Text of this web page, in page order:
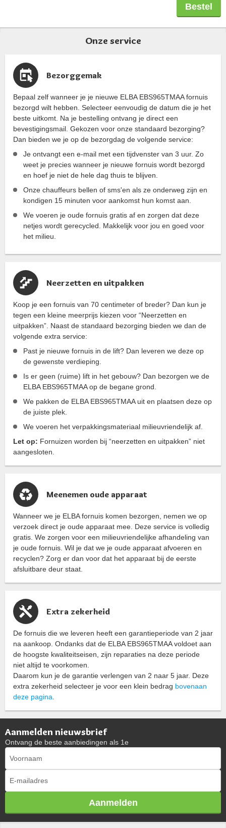
gebruikt om de schroefdraadverbinding
veilig af te sluiten. De gehele set is Gastec
gekeurd.
Bestel
Onze service
Bezorggemak
Bepaal zelf wanneer je je nieuwe ELBA EBS965TMAA fornuis
bezorgd wilt hebben. Selecteer eenvoudig de datum die je het
beste uitkomt. Na je bestelling ontvang je direct een
bevestigingsmail. Gekozen voor onze standaard bezorging?
Dan bieden we je op de bezorgdag de volgende service:
Je ontvangt een e-mail met een tijdvenster van 3 uur. Zo
weet je precies wanneer je nieuwe fornuis wordt bezorgd
en hoef je niet de hele dag thuis te blijven.
Onze chauffeurs bellen of sms'en als ze onderweg zijn en
kondigen 15 minuten voor aankomst hun komst aan.
We voeren je oude fornuis gratis af en zorgen dat deze
netjes wordt gerecycled. Makkelijk voor jou en goed voor
het milieu.
Neerzetten en uitpakken
Koop je een fornuis van 70 centimeter of breder? Dan kun je
tegen een kleine meerprijs kiezen voor “Neerzetten en
uitpakken”. Naast de standaard bezorging bieden we dan de
volgende extra service:
Past je nieuwe fornuis in de lift? Dan leveren we deze op
de gewenste verdieping.
Is er geen (ruime) lift in het gebouw? Dan bezorgen we de
ELBA EBS965TMAA op de begane grond.
We pakken de ELBA EBS965TMAA uit en plaatsen deze op
de juiste plek.
We voeren het verpakkingsmateriaal milieuvriendelijk af.
Let op: Fornuizen worden bij “neerzetten en uitpakken” niet
aangesloten.
Meenemen oude apparaat
Wanneer we je ELBA fornuis komen bezorgen, nemen we op
verzoek direct je oude apparaat mee. Deze service is volledig
gratis. We zorgen voor een milieuvriendelijke afhandeling van
je oude fornuis. Wil je dat we je oude apparaat afvoeren en
recyclen? Zorg er dan voor dat het apparaat bij de eerste
afsluitbare deur staat.
Extra zekerheid
De fornuis die we leveren heeft een garantieperiode van 2 jaar
na aankoop. Ondanks dat de ELBA EBS965TMAA voldoet aan
de hoogste kwaliteitseisen, zijn reparaties na deze periode
niet altijd te voorkomen.
Daarom kun je de garantie verlengen van 2 naar 5 jaar. Deze
extra zekerheid selecteer je voor een klein bedrag bovenaan
deze pagina.
Aanmelden nieuwsbrief
Ontvang de beste aanbiedingen als 1e
Aanmelden